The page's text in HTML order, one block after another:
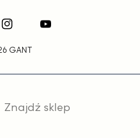
InstagramYouTube
GANT
Znajdź sklep